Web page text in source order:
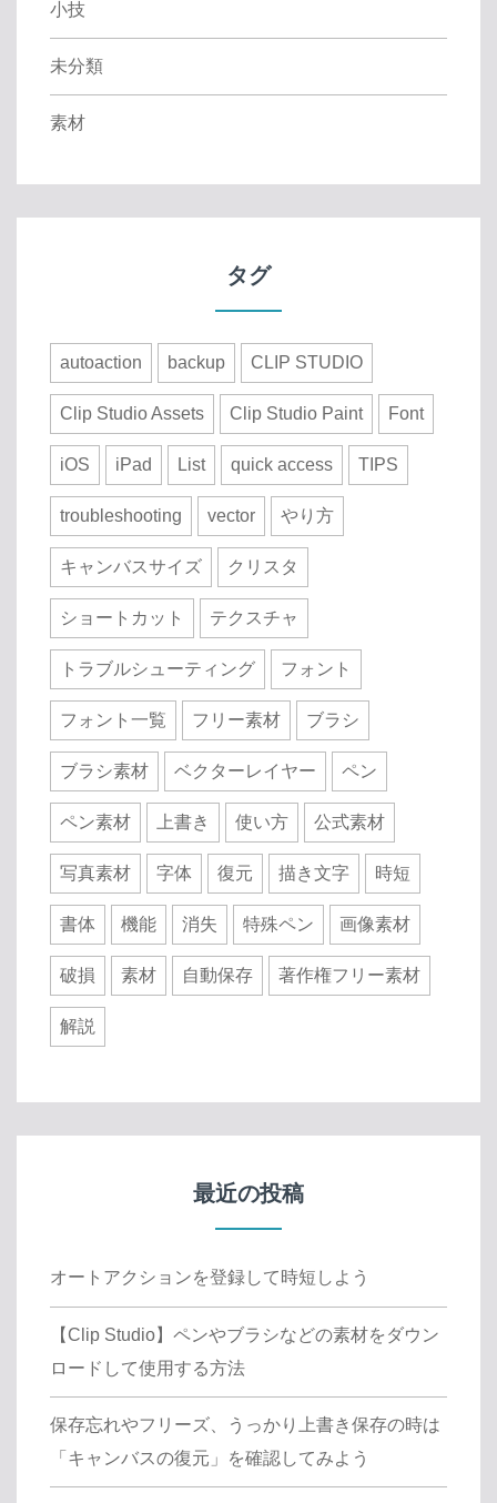
小技
未分類
素材
タグ
autoaction backup CLIP STUDIO
Clip Studio Assets Clip Studio Paint Font
iOS iPad List quick access TIPS
troubleshooting vector やり方
キャンバスサイズ クリスタ
ショートカット テクスチャ
トラブルシューティング フォント
フォント一覧 フリー素材 ブラシ
ブラシ素材 ベクターレイヤー ペン
ペン素材 上書き 使い方 公式素材
写真素材 字体 復元 描き文字 時短
書体 機能 消失 特殊ペン 画像素材
破損 素材 自動保存 著作権フリー素材
解説
最近の投稿
オートアクションを登録して時短しよう
【Clip Studio】ペンやブラシなどの素材をダウン
ロードして使用する方法
保存忘れやフリーズ、うっかり上書き保存の時は
「キャンバスの復元」を確認してみよう